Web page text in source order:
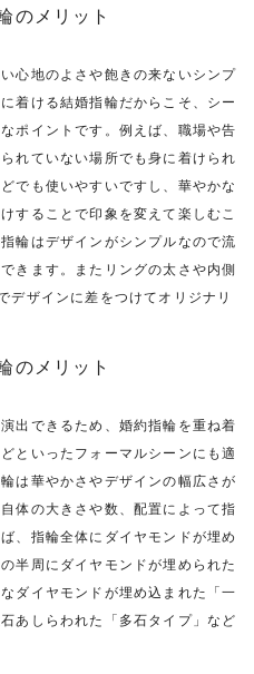
のメリット
心地のよさや飽きの来ないシンプ
着ける結婚指輪だからこそ、シー
ポイントです。例えば、職場や告
れていない場所でも身に着けられ
でも使いやすいですし、華やかな
することで印象を変えて楽しむこ
輪はデザインがシンプルなので流
きます。またリングの太さや内側
デザインに差をつけてオリジナリ
のメリット
出できるため、婚約指輪を重ね着
といったフォーマルシーンにも適
は華やかさやデザインの幅広さが
体の大きさや数、配置によって指
、指輪全体にダイヤモンドが埋め
半周にダイヤモンドが埋められた
ダイヤモンドが埋め込まれた「一
あしらわれた「多石タイプ」など